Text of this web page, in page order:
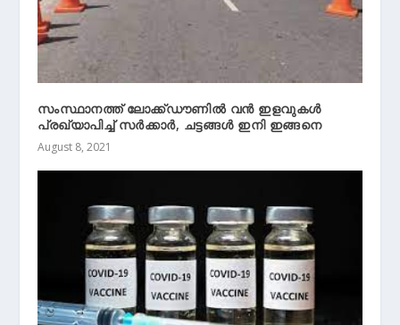
സംസ്ഥാനത്ത് ലോക്ക്ഡൗണിൽ വൻ ഇളവുകൾ
പ്രഖ്യാപിച്ച് സർക്കാർ, ചട്ടങ്ങൾ ഇനി ഇങ്ങനെ
August 8, 2021